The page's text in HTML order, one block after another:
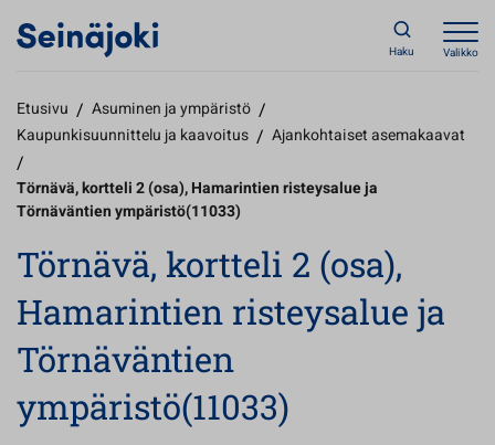
Haku Valikko
Etusivu / Asuminen ja ympäristö /
Kaupunkisuunnittelu ja kaavoitus / Ajankohtaiset asemakaavat
/
Törnävä, kortteli 2 (osa), Hamarintien risteysalue ja
Törnäväntien ympäristö(11033)
Törnävä, kortteli 2 (osa),
Hamarintien risteysalue ja
Törnäväntien
ympäristö(11033)